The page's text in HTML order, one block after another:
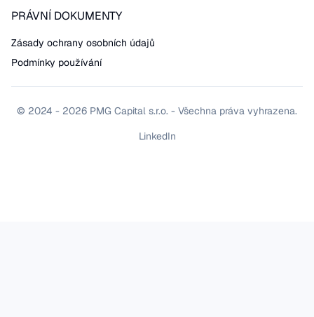
PRÁVNÍ DOKUMENTY
Zásady ochrany osobních údajů
Podmínky používání
© 2024 - 2026 PMG Capital s.r.o. - Všechna práva vyhrazena.
LinkedIn